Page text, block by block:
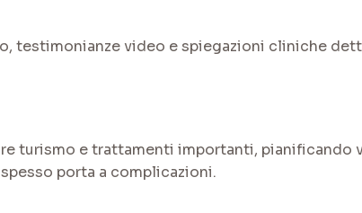
testimonianze video e spiegazioni cliniche
turismo e trattamenti importanti,
porta a complicazioni.